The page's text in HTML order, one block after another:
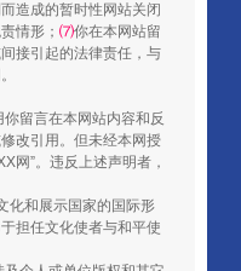
理腐败综合效能
造成的暂时性网站关闭
情形； ⑺你在本网站留
接引起的法律责任，与
留言在本网站内容和反
改引用。但未经本网授
网”。违反上述声明者，
化和展示国家的国际形
担任文化使者与和平使